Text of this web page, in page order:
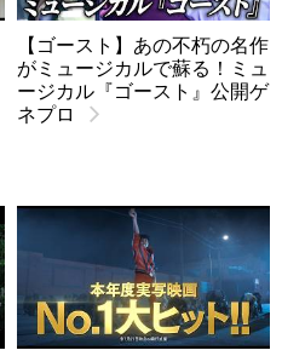
【ゴースト】あの不朽の名作
がミュージカルで蘇る！ミュ
ージカル『ゴースト』公開ゲ
ネプロ